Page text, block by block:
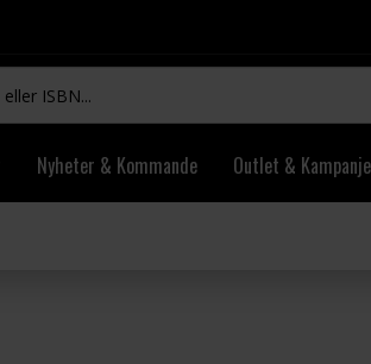
Nyheter & Kommande Outlet &